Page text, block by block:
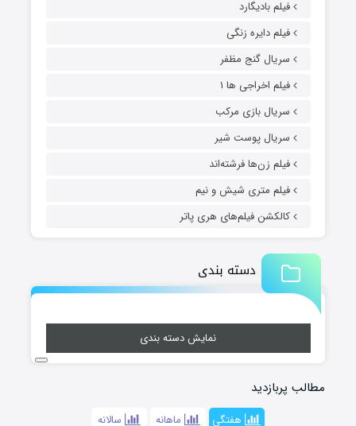
فیلم بادیگارد
فیلم دایره زنگی
سریال گنج مظفر
فیلم اخراجی ها ۱
سریال بازی مرکب
سریال پوست شیر
فیلم زن‌ها فرشته‌اند
فیلم متری شیش و نیم
کالکشن فیلم‌های هری پاتر
دسته بندی
نمایش دسته بندی
مطالب پربازدید
هفتگی ماهانه سالانه